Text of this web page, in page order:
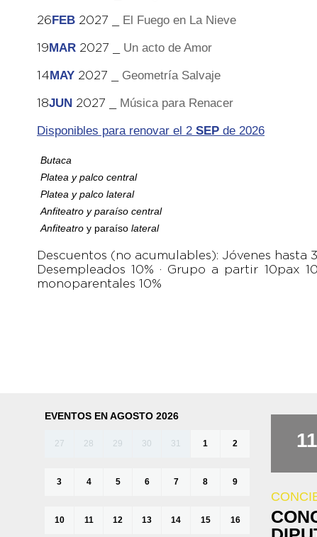
26FEB 2027 _ El Fuego en La Nieve
19MAR 2027 _ Un acto de Amor
14MAY 2027 _ Geometría Salvaje
18JUN 2027 _ Música para Renacer
Disponibles para renovar el 2 SEP de 2026
Butaca
Platea y palco central
Platea y palco lateral
Anfiteatro y paraíso central
Anfiteatro y paraíso lateral
Descuentos (no acumulables): Jóvenes hasta
Desempleados 10% · Grupo a partir 10pax
monoparentales 10%
EVENTOS EN AGOSTO 2026
27 28 29 30 31 1 2
3 4 5 6 7 8 9
10 11 12 13 14 15 16
11